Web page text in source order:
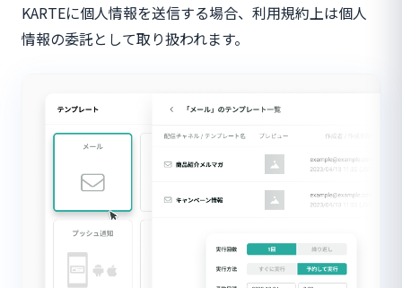
KARTEに個人情報を送信する場合、利用規約上は個人
情報の委託として取り扱われます。